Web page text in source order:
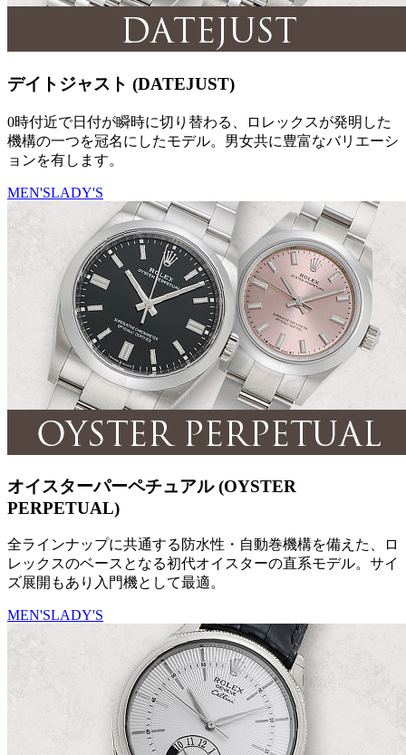
デイトジャスト (DATEJUST)
0時付近で日付が瞬時に切り替わる、ロレックスが発明した
機構の一つを冠名にしたモデル。男女共に豊富なバリエーシ
ョンを有します。
MEN'SLADY'S
オイスターパーペチュアル (OYSTER
PERPETUAL)
全ラインナップに共通する防水性・自動巻機構を備えた、ロ
レックスのベースとなる初代オイスターの直系モデル。サイ
ズ展開もあり入門機として最適。
MEN'SLADY'S